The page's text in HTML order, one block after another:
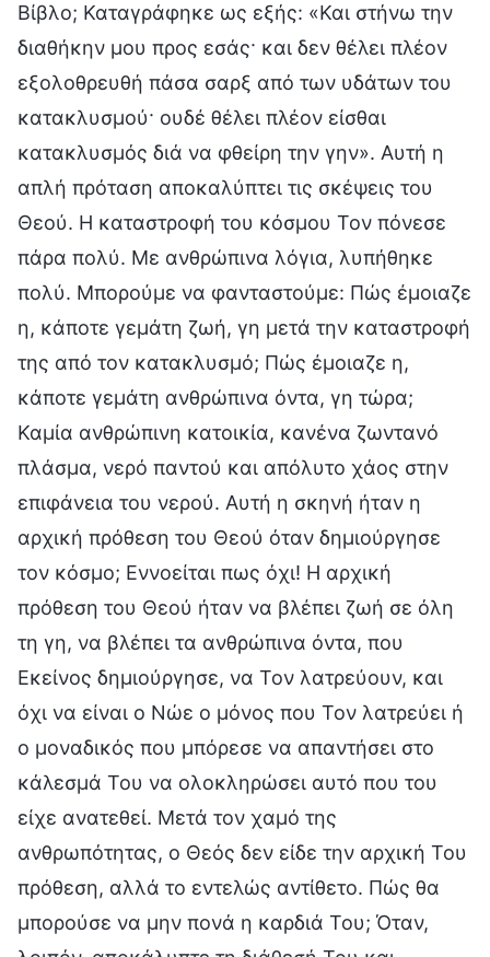
Βίβλο; Καταγράφηκε ως εξής: «Και στήνω την
διαθήκην μου προς εσάς· και δεν θέλει πλέον
εξολοθρευθή πάσα σαρξ από των υδάτων του
κατακλυσμού· ουδέ θέλει πλέον είσθαι
κατακλυσμός διά να φθείρη την γην». Αυτή η
απλή πρόταση αποκαλύπτει τις σκέψεις του
Θεού. Η καταστροφή του κόσμου Τον πόνεσε
πάρα πολύ. Με ανθρώπινα λόγια, λυπήθηκε
πολύ. Μπορούμε να φανταστούμε: Πώς έμοιαζε
η, κάποτε γεμάτη ζωή, γη μετά την καταστροφή
της από τον κατακλυσμό; Πώς έμοιαζε η,
κάποτε γεμάτη ανθρώπινα όντα, γη τώρα;
Καμία ανθρώπινη κατοικία, κανένα ζωντανό
πλάσμα, νερό παντού και απόλυτο χάος στην
επιφάνεια του νερού. Αυτή η σκηνή ήταν η
αρχική πρόθεση του Θεού όταν δημιούργησε
τον κόσμο; Εννοείται πως όχι! Η αρχική
πρόθεση του Θεού ήταν να βλέπει ζωή σε όλη
τη γη, να βλέπει τα ανθρώπινα όντα, που
Εκείνος δημιούργησε, να Τον λατρεύουν, και
όχι να είναι ο Νώε ο μόνος που Τον λατρεύει ή
ο μοναδικός που μπόρεσε να απαντήσει στο
κάλεσμά Του να ολοκληρώσει αυτό που του
είχε ανατεθεί. Μετά τον χαμό της
ανθρωπότητας, ο Θεός δεν είδε την αρχική Του
πρόθεση, αλλά το εντελώς αντίθετο. Πώς θα
μπορούσε να μην πονά η καρδιά Του; Όταν,